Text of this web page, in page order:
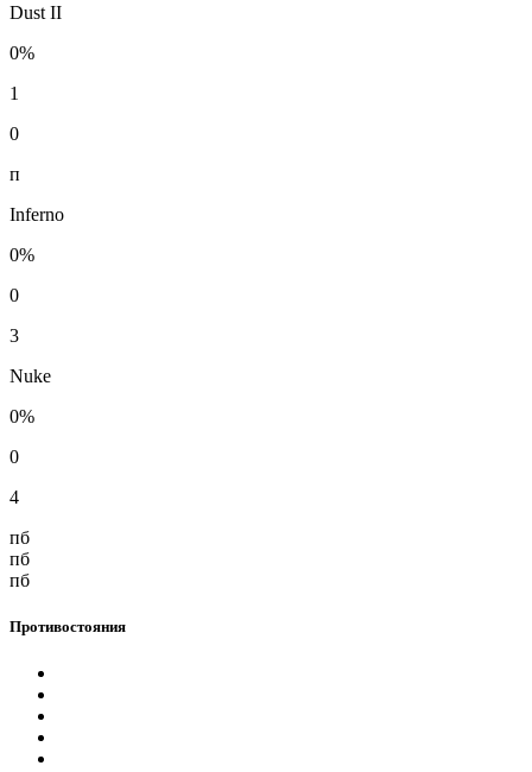
Dust II
0%
1
0
п
Inferno
0%
0
3
Nuke
0%
0
4
пб
пб
пб
Противостояния